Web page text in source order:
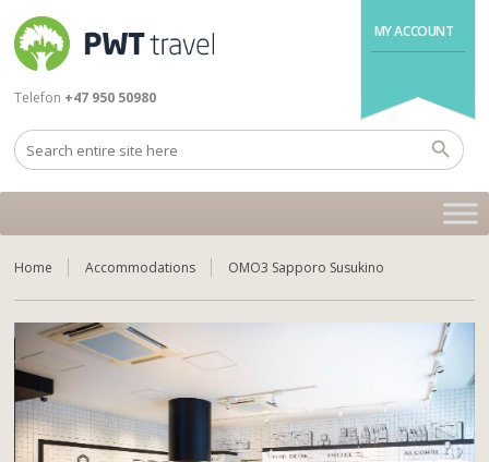
MY ACCOUNT
Telefon +47 950 50980
Home Accommodations OMO3 Sapporo Susukino